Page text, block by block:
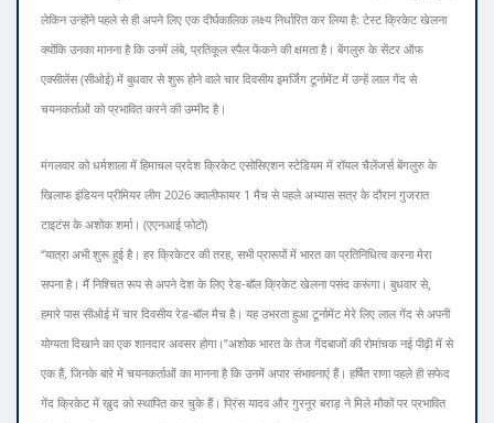
लेकिन उन्होंने पहले से ही अपने लिए एक दीर्घकालिक लक्ष्य निर्धारित कर लिया है: टेस्ट क्रिकेट खेलना
क्योंकि उनका मानना ​​है कि उनमें लंबे, प्रतिकूल स्पैल फेंकने की क्षमता है। बेंगलुरु के सेंटर ऑफ
एक्सीलेंस (सीओई) में बुधवार से शुरू होने वाले चार दिवसीय इमर्जिंग टूर्नामेंट में उन्हें लाल गेंद से
चयनकर्ताओं को प्रभावित करने की उम्मीद है।
मंगलवार को धर्मशाला में हिमाचल प्रदेश क्रिकेट एसोसिएशन स्टेडियम में रॉयल चैलेंजर्स बेंगलुरु के
खिलाफ इंडियन प्रीमियर लीग 2026 क्वालीफायर 1 मैच से पहले अभ्यास सत्र के दौरान गुजरात
टाइटंस के अशोक शर्मा। (एएनआई फोटो)
“यात्रा अभी शुरू हुई है। हर क्रिकेटर की तरह, सभी प्रारूपों में भारत का प्रतिनिधित्व करना मेरा
सपना है। मैं निश्चित रूप से अपने देश के लिए रेड-बॉल क्रिकेट खेलना पसंद करूंगा। बुधवार से,
हमारे पास सीओई में चार दिवसीय रेड-बॉल मैच है। यह उभरता हुआ टूर्नामेंट मेरे लिए लाल गेंद से अपनी
योग्यता दिखाने का एक शानदार अवसर होगा।”अशोक भारत के तेज गेंदबाजों की रोमांचक नई पीढ़ी में से
एक हैं, जिनके बारे में चयनकर्ताओं का मानना ​​है कि उनमें अपार संभावनाएं हैं। हर्षित राणा पहले ही सफेद
गेंद क्रिकेट में खुद को स्थापित कर चुके हैं। प्रिंस यादव और गुरनूर बराड़ ने मिले मौकों पर प्रभावित